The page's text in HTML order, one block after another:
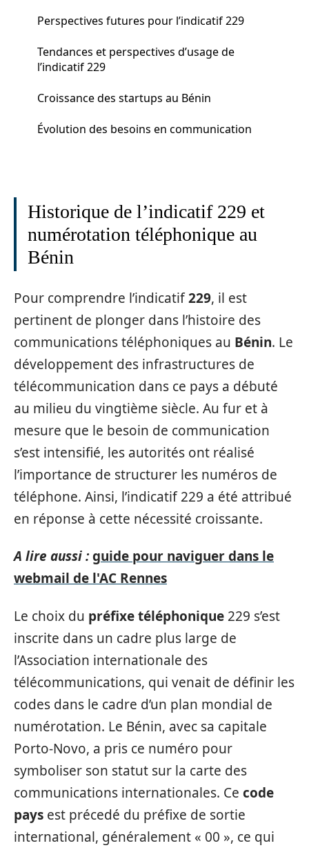
Perspectives futures pour l’indicatif 229
Tendances et perspectives d’usage de
l’indicatif 229
Croissance des startups au Bénin
Évolution des besoins en communication
Historique de l’indicatif 229 et
numérotation téléphonique au
Bénin
Pour comprendre l’indicatif229, il est
pertinent de plonger dans l’histoire des
communications téléphoniques au Bénin. Le
développement des infrastructures de
télécommunication dans ce pays a débuté
au milieu du vingtième siècle. Au fur et à
mesure que le besoin de communication
s’est intensifié, les autorités ont réalisé
l’importance de structurer les numéros de
téléphone. Ainsi, l’indicatif 229 a été attribué
en réponse à cette nécessité croissante.
A lire aussi :guide pour naviguer dans le
webmail de l'AC Rennes
Le choix du préfixe téléphonique 229 s’est
inscrite dans un cadre plus large de
l’Association internationale des
télécommunications, qui venait de définir les
codes dans le cadre d’un plan mondial de
numérotation. Le Bénin, avec sa capitale
Porto-Novo, a pris ce numéro pour
symboliser son statut sur la carte des
communications internationales. Ce code
pays est précedé du préfixe de sortie
international, généralement « 00 », ce qui